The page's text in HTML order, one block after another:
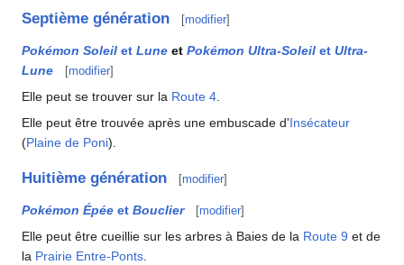
Septième génération [modifier]
Pokémon Soleil et Lune et Pokémon Ultra-Soleil et Ultra-
Lune
[modifier]
Elle peut se trouver sur la Route 4.
Elle peut être trouvée après une embuscade d'Insécateur
(Plaine de Poni).
Huitième génération [modifier]
Pokémon Épée et Bouclier [modifier]
Elle peut être cueillie sur les arbres à Baies de la Route 9 et de
la Prairie Entre-Ponts